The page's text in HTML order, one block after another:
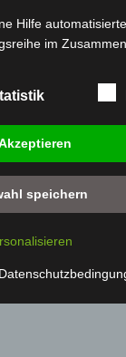
Hilfe
im
oder
Offenlegung durch
den
die Vernichtung.
die Markierung
Verarbeitung
Aspekte, die sich
speichern